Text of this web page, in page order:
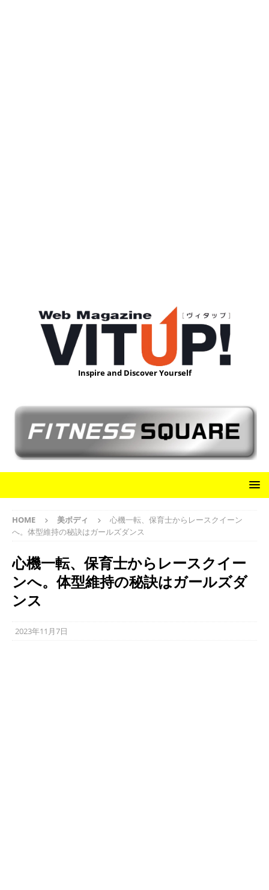
Inspire and Discover Yourself
HOME 美ボディ
心機一転、保育士からレースクイーン
へ。体型維持の秘訣はガールズダンス
心機一転、保育士からレースクイー
ンへ。体型維持の秘訣はガールズダ
ンス
2023年11月7日